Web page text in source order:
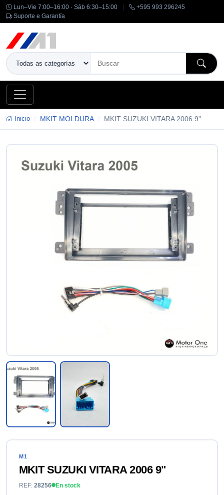
Lun–Vie 7:00–16:00 · Sáb 6:30–15:00
+595 993 296245
Suporte e Garantía
Inicio MKIT MOLDURA MKIT SUZUKI VITARA 2006 9"
M1
MKIT SUZUKI VITARA 2006 9"
REF: 28256 En stock